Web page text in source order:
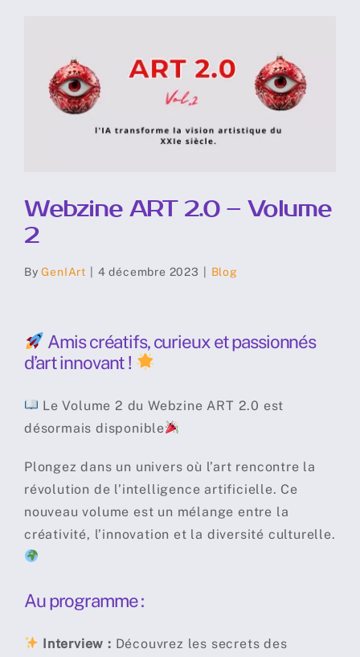
Webzine ART 2.0 – Volume
2
ByGenIArt 4 décembre 2023 Blog
Amis créatifs, curieux et passionnés
d’art innovant !
Le Volume 2 du Webzine ART 2.0 est
désormais disponible
Plongez dans un univers où l’art rencontre la
révolution de l’intelligence artificielle. Ce
nouveau volume est un mélange entre la
créativité, l’innovation et la diversité culturelle.
Au programme :
Interview : Découvrez les secrets des